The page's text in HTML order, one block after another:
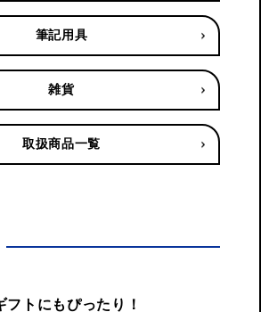
筆記用具
雑貨
取扱商品一覧
フトにもぴったり！